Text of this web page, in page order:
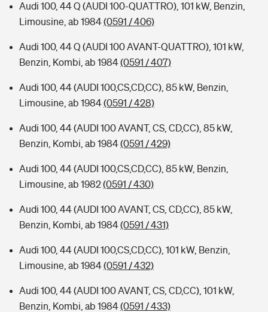
Audi 100, 44 Q (AUDI 100-QUATTRO), 101 kW, Benzin,
Limousine, ab 1984(0591 / 406)
Audi 100, 44 Q (AUDI 100 AVANT-QUATTRO), 101 kW,
Benzin, Kombi, ab 1984(0591 / 407)
Audi 100, 44 (AUDI 100,CS,CD,CC), 85 kW, Benzin,
Limousine, ab 1984(0591 / 428)
Audi 100, 44 (AUDI 100 AVANT, CS, CD,CC), 85 kW,
Benzin, Kombi, ab 1984(0591 / 429)
Audi 100, 44 (AUDI 100,CS,CD,CC), 85 kW, Benzin,
Limousine, ab 1982(0591 / 430)
Audi 100, 44 (AUDI 100 AVANT, CS, CD,CC), 85 kW,
Benzin, Kombi, ab 1984(0591 / 431)
Audi 100, 44 (AUDI 100,CS,CD,CC), 101 kW, Benzin,
Limousine, ab 1984(0591 / 432)
Audi 100, 44 (AUDI 100 AVANT, CS, CD,CC), 101 kW,
Benzin, Kombi, ab 1984(0591 / 433)